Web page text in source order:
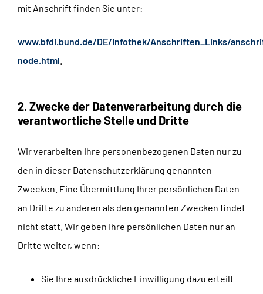
mit Anschrift finden Sie unter:
www.bfdi.bund.de/DE/Infothek/Anschriften_Links/
node.html
2. Zwecke der Datenverarbeitung durch die
verantwortliche Stelle und Dritte
Wir verarbeiten Ihre personenbezogenen Daten nur zu
den in dieser Datenschutzerklärung genannten
Zwecken. Eine Übermittlung Ihrer persönlichen Daten
an Dritte zu anderen als den genannten Zwecken findet
nicht statt. Wir geben Ihre persönlichen Daten nur an
Dritte weiter, wenn:
Sie Ihre ausdrückliche Einwilligung dazu erteilt